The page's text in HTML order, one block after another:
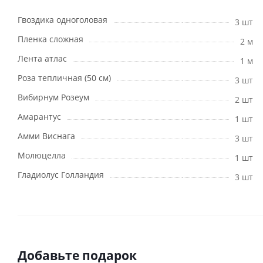
Гвоздика одноголовая
3 шт
Пленка сложная
2 м
Лента атлас
1 м
Роза тепличная (50 см)
3 шт
Вибирнум Розеум
2 шт
Амарантус
1 шт
Амми Виснага
3 шт
Молюцелла
1 шт
Гладиолус Голландия
3 шт
Добавьте подарок